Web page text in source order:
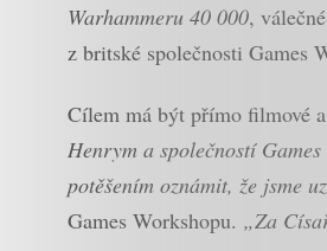
Warhammeru 40 000,
z britské společnosti Games
Cílem má být přímo filmové
Henrym a společností
potěšením oznámit, že jsme
Games Workshopu. „Za